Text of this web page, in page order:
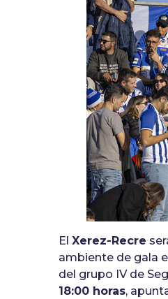
ElXerez-Recre
ambiente de gala
del grupo IV de
18:00 horas,